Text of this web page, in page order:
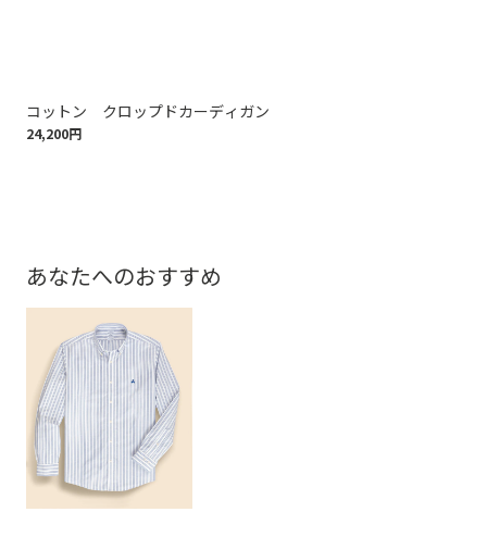
コットン クロップドカーディガン
24,200円
あなたへのおすすめ